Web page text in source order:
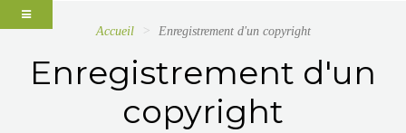
Accueil Enregistrement d'un copyright
Enregistrement d'un
copyright